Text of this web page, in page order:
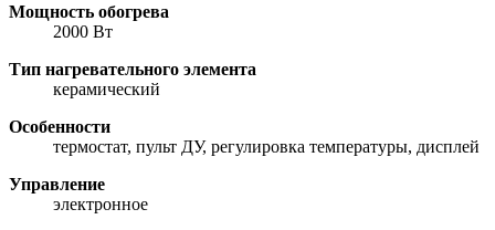
Мощность обогрева
2000 Вт
Тип нагревательного элемента
керамический
Особенности
термостат, пульт ДУ, регулировка температуры, дисплей
Управление
электронное